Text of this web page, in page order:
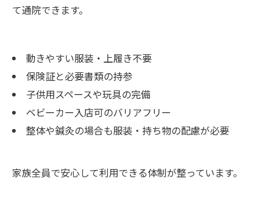
て通院できます。
動きやすい服装・上履き不要
保険証と必要書類の持参
子供用スペースや玩具の完備
ベビーカー入店可のバリアフリー
整体や鍼灸の場合も服装・持ち物の配慮が必要
家族全員で安心して利用できる体制が整っています。